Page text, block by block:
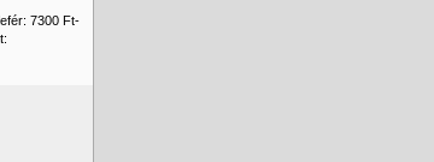
7300 Ft-